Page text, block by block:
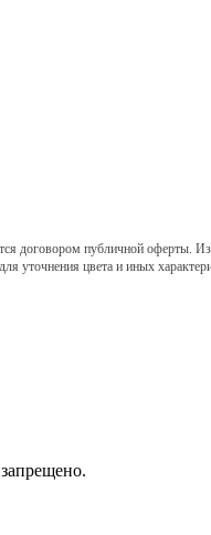
публичной оферты.
уточнения цвета и иных